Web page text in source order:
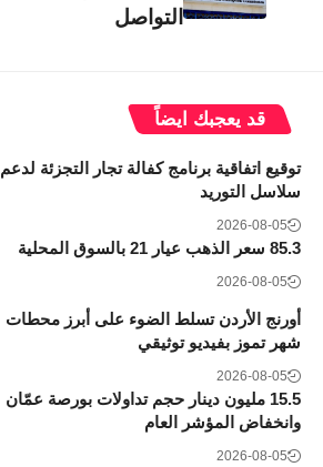
التواصل
قد يعجبك ايضاً
توقيع اتفاقية برنامج كفالة تجار التجزئة لدعم
سلاسل التوريد
2026-08-05
85.3 سعر الذهب عيار 21 بالسوق المحلية
2026-08-05
أورنج الأردن تسلط الضوء على أبرز محطات
شهر تموز بفيديو توثيقي
2026-08-05
15.5 مليون دينار حجم تداولات بورصة عمّان
وانخفاض المؤشر العام
2026-08-05